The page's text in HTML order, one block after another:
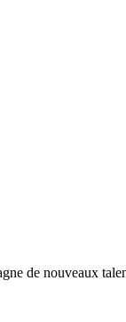
de nouveaux